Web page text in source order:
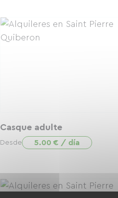
Casque adulte
Desde 5.00 € / día